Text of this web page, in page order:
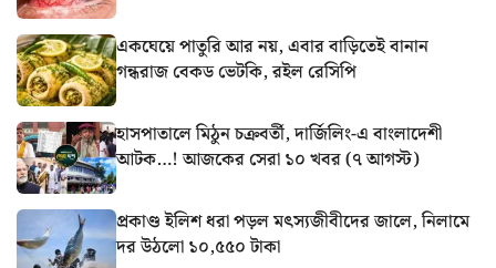
একঘেয়ে পাতুরি আর নয়, এবার বাড়িতেই বানান
গন্ধরাজ বেকড ভেটকি, রইল রেসিপি
হাসপাতালে মিঠুন চক্রবর্তী, দার্জিলিং-এ বাংলাদেশী
আটক…! আজকের সেরা ১০ খবর (৭ আগস্ট)
প্রকাণ্ড ইলিশ ধরা পড়ল মৎস্যজীবীদের জালে, নিলামে
দর উঠলো ১০,৫৫০ টাকা